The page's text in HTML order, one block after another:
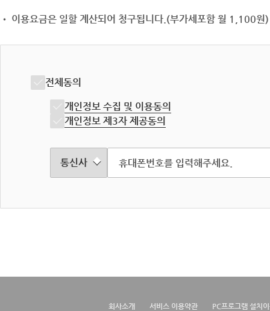
• 이용요금은 일할 계산되어 청구됩니다.(부가세포함 월 1,100원)
전체동의
개인정보 수집 및 이용동의
개인정보 제3자 제공동의
회사소개 서비스 이용약관 PC프로그램 설치